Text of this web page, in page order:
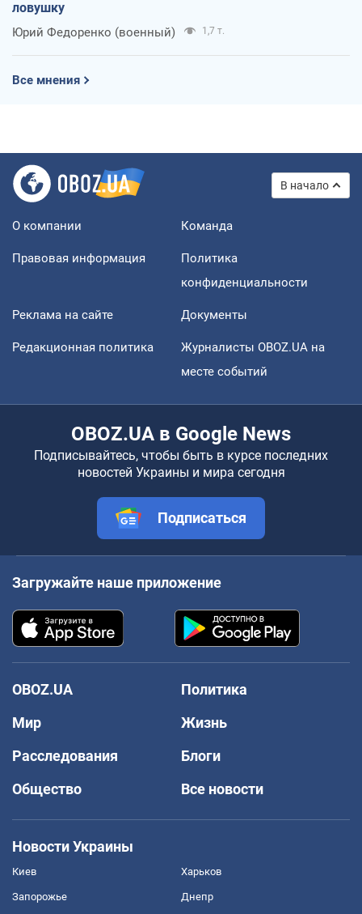
ловушку
Юрий Федоренко (военный) 1,7 т.
Все мнения
В начало
О компании Команда
Правовая информация
Политика
конфиденциальности
Реклама на сайте Документы
Редакционная политика
Журналисты OBOZ.UA на
месте событий
OBOZ.UA в Google News
Подписывайтесь, чтобы быть в курсе последних
новостей Украины и мира сегодня
Подписаться
Загружайте наше приложение
OBOZ.UA
Политика
Мир
Жизнь
Расследования
Блоги
Общество
Все новости
Новости Украины
Киев Харьков
Запорожье Днепр